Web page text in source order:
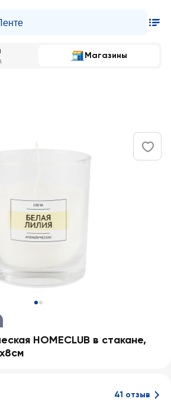
Магазины
HOMECLUB в стакане,
41 отзыв